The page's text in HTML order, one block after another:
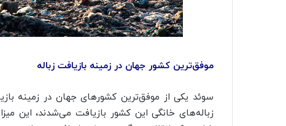
موفق‌ترین کشور جهان در زمینه بازیافت زباله